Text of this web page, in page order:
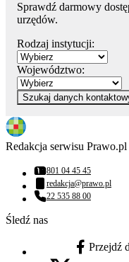
Sprawdź darmowy
urzędów.
Rodzaj instytucji:
Województwo:
Szukaj danych
Redakcja serwisu Prawo.pl
Numer telefonu:
801 04 45 45
Adres email:
redakcja@prawo.pl
Numer telefonu:
22 535 88 00
Śledź nas
facebook -
Przejdź